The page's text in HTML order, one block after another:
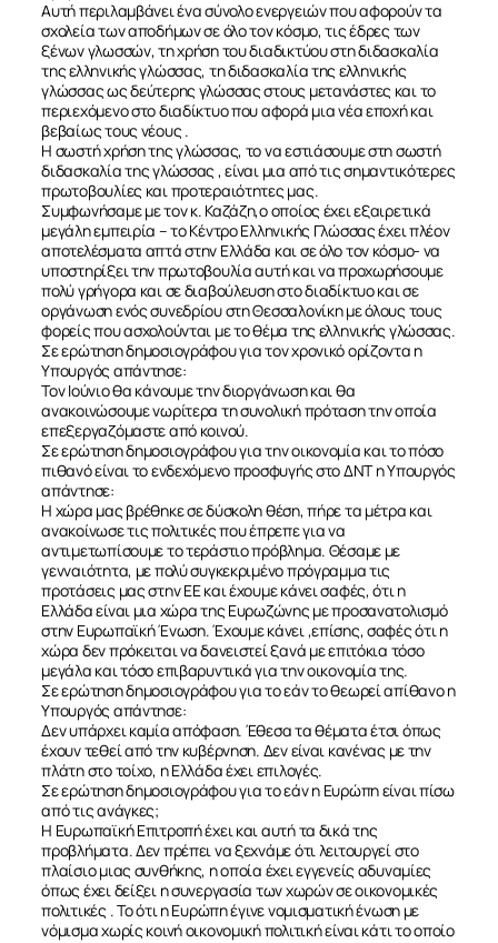
ΣΧΕΤΙΚΑ
ΝΕΑ
ΕΠΙΚΟΙΝΩΝΙΑ
Αυτή περιλαμβάνει ένα σύνολο ενεργειών που αφορούν τα
σχολεία των αποδήμων σε όλο τον κόσμο, τις έδρες των
ξένων γλωσσών, τη χρήση του διαδικτύου στη διδασκαλία
της ελληνικής γλώσσας, τη διδασκαλία της ελληνικής
γλώσσας ως δεύτερης γλώσσας στους μετανάστες και το
περιεχόμενο στο διαδίκτυο που αφορά μια νέα εποχή και
βεβαίως τους νέους .
Η σωστή χρήση της γλώσσας, το να εστιάσουμε στη σωστή
διδασκαλία της γλώσσας , είναι μια από τις σημαντικότερες
πρωτοβουλίες και προτεραιότητες μας.
Συμφωνήσαμε με τον κ. Καζάζη,ο οποίος έχει εξαιρετικά
μεγάλη εμπειρία – το Κέντρο Ελληνικής Γλώσσας έχει πλέον
αποτελέσματα απτά στην Ελλάδα και σε όλο τον κόσμο- να
υποστηρίξει την πρωτοβουλία αυτή και να προχωρήσουμε
πολύ γρήγορα και σε διαβούλευση στο διαδίκτυο και σε
οργάνωση ενός συνεδρίου στη Θεσσαλονίκη με όλους τους
φορείς που ασχολούνται με το θέμα της ελληνικής γλώσσας.
Σε ερώτηση δημοσιογράφου για τον χρονικό ορίζοντα η
Υπουργός απάντησε:
Τον Ιούνιο θα κάνουμε την διοργάνωση και θα
ανακοινώσουμε νωρίτερα τη συνολική πρόταση την οποία
επεξεργαζόμαστε από κοινού.
Σε ερώτηση δημοσιογράφου για την οικονομία και το πόσο
πιθανό είναι το ενδεχόμενο προσφυγής στο ΔΝΤ η Υπουργός
απάντησε:
Η χώρα μας βρέθηκε σε δύσκολη θέση, πήρε τα μέτρα και
ανακοίνωσε τις πολιτικές που έπρεπε για να
αντιμετωπίσουμε το τεράστιο πρόβλημα. Θέσαμε με
γενναιότητα, με πολύ συγκεκριμένο πρόγραμμα τις
προτάσεις μας στην ΕΕ και έχουμε κάνει σαφές, ότι η
Ελλάδα είναι μια χώρα της Ευρωζώνης με προσανατολισμό
στην Ευρωπαϊκή Ένωση. Έχουμε κάνει ,επίσης, σαφές ότι η
χώρα δεν πρόκειται να δανειστεί ξανά με επιτόκια τόσο
μεγάλα και τόσο επιβαρυντικά για την οικονομία της.
Σε ερώτηση δημοσιογράφου για το εάν το θεωρεί απίθανο η
Υπουργός απάντησε:
Δεν υπάρχει καμία απόφαση. Έθεσα τα θέματα έτσι όπως
έχουν τεθεί από την κυβέρνηση. Δεν είναι κανένας με την
πλάτη στο τοίχο, η Ελλάδα έχει επιλογές.
Σε ερώτηση δημοσιογράφου για το εάν η Ευρώπη είναι πίσω
από τις ανάγκες;
Η Ευρωπαϊκή Επιτροπή έχει και αυτή τα δικά της
προβλήματα. Δεν πρέπει να ξεχνάμε ότι λειτουργεί στο
πλαίσιο μιας συνθήκης, η οποία έχει εγγενείς αδυναμίες
όπως έχει δείξει η συνεργασία των χωρών σε οικονομικές
πολιτικές . Το ότι η Ευρώπη έγινε νομισματική ένωση με
νόμισμα χωρίς κοινή οικονομική πολιτική είναι κάτι το οποίο